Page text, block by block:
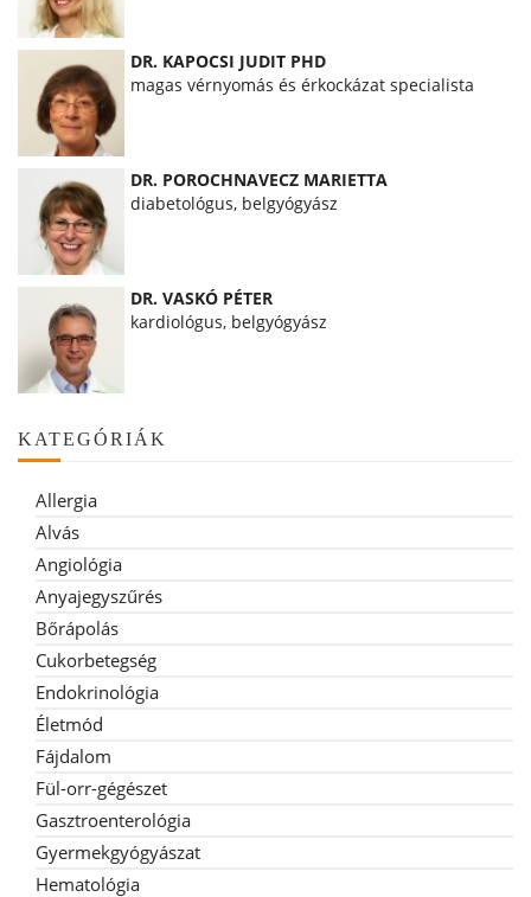
DR. KAPOCSI JUDIT PHD
magas vérnyomás és érkockázat specialista
DR. POROCHNAVECZ MARIETTA
diabetológus, belgyógyász
DR. VASKÓ PÉTER
kardiológus, belgyógyász
KATEGÓRIÁK
Allergia
Alvás
Angiológia
Anyajegyszűrés
Bőrápolás
Cukorbetegség
Endokrinológia
Életmód
Fájdalom
Fül-orr-gégészet
Gasztroenterológia
Gyermekgyógyászat
Hematológia